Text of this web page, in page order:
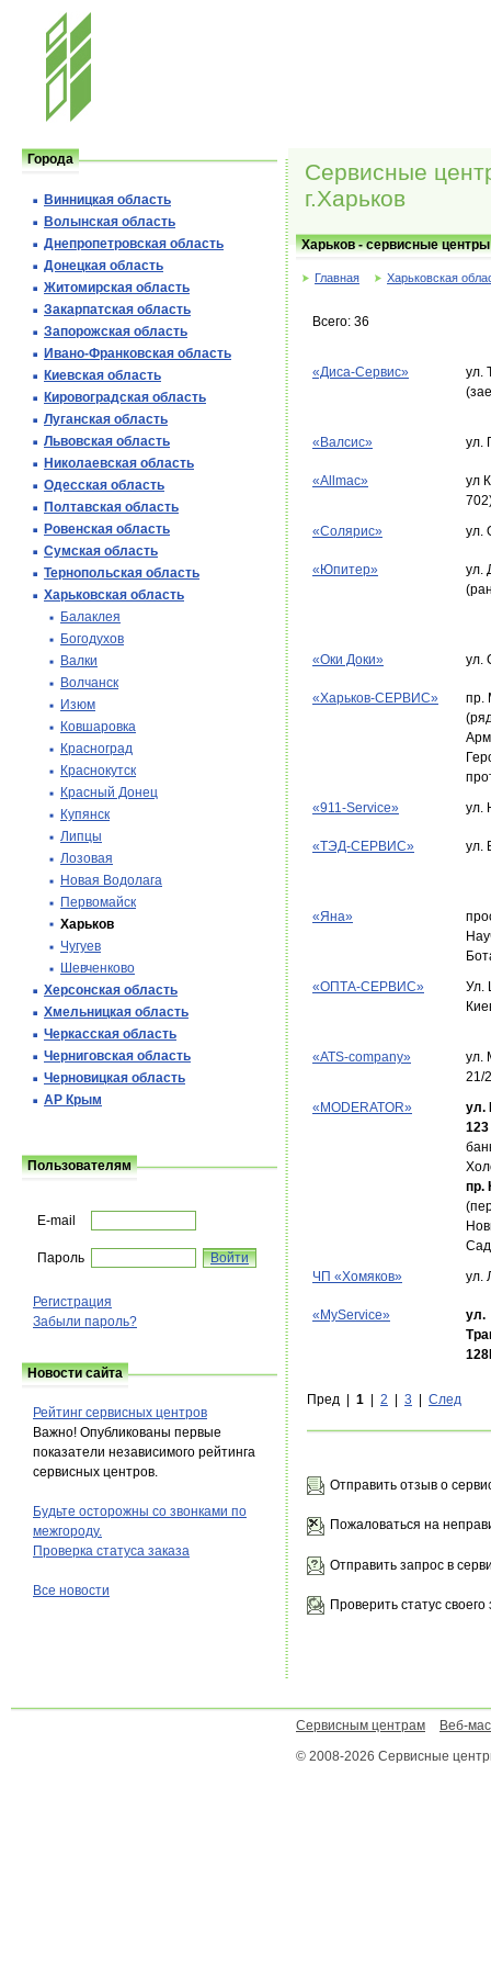
Сервисные
г.Харьков
Харьков - сервисные
Главная Харьковская
Всего: 36
«Диса-Сервис»
ул.
«Валсис» ул.
«Allmac»
ул
«Солярис»
ул.
«Юпитер»
ул.
«Оки Доки» ул.
«Харьков-СЕРВИС»
пр.
«911-Service»
ул.
«ТЭД-СЕРВИС» ул.
«Яна»
«ОПТА-СЕРВИС»
Ул.
«ATS-company»
ул.
21/
«MODERATOR»
ул.
123
пр.
ЧП «Хомяков»
ул.
«MyService»
ул.
Пред | 1 2 3 След
Отправить отзыв о
Пожаловаться на
Отправить запрос в
Проверить статус своего
Города
Винницкая область
Волынская область
Днепропетровская область
Донецкая область
Житомирская область
Закарпатская область
Запорожская область
Ивано-Франковская область
Киевская область
Кировоградская область
Луганская область
Львовская область
Николаевская область
Одесская область
Полтавская область
Ровенская область
Сумская область
Тернопольская область
Харьковская область
Балаклея
Богодухов
Валки
Волчанск
Изюм
Ковшаровка
Красноград
Краснокутск
Красный Донец
Купянск
Липцы
Лозовая
Новая Водолага
Первомайск
Харьков
Чугуев
Шевченково
Херсонская область
Хмельницкая область
Черкасская область
Черниговская область
Черновицкая область
АР Крым
Пользователям
E-mail
Пароль
Регистрация
Забыли пароль?
Новости сайта
Рейтинг сервисных центров
Важно! Опубликованы первые
показатели независимого рейтинга
сервисных центров.
Будьте осторожны со звонками по
межгороду.
Проверка статуса заказа
Все новости
Сервисным центрам
Веб-
© 2008-2026 Сервисные